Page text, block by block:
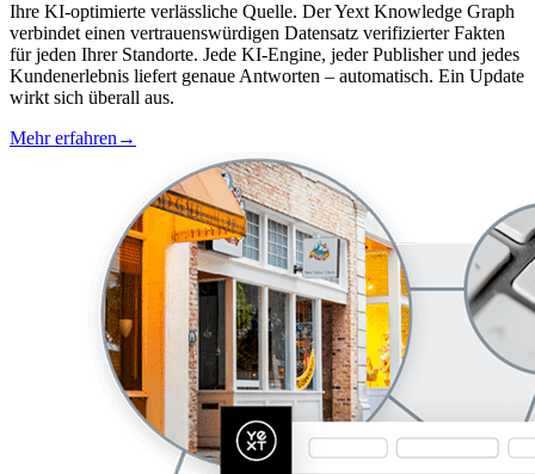
Ihre KI-optimierte verlässliche Quelle. Der Yext Knowledge Graph
verbindet einen vertrauenswürdigen Datensatz verifizierter Fakten
für jeden Ihrer Standorte. Jede KI-Engine, jeder Publisher und jedes
Kundenerlebnis liefert genaue Antworten – automatisch. Ein Update
wirkt sich überall aus.
Mehr erfahren →